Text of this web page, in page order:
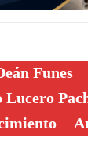
Funes
Lucero